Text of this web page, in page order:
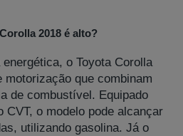
2018 é alto?
o Toyota Corolla
motorização que combinam
de combustível. Equipado
CVT, o modelo pode alcançar
utilizando gasolina. Já o